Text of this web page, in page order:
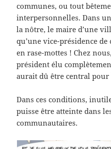
communes, ou tout
interpersonnelles. Dans
la nôtre, le maire d’une
qu’une vice-présidence
en rase-mottes ! Chez
président élu
aurait dû être central
Dans ces conditions,
puisse être atteinte dans
communautaires.